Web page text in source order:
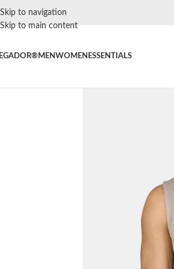
Skip to navigation
Skip to main content
MENWOMEN ESSENTIALS